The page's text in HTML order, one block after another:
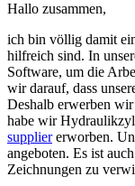
Hallo zusammen,
ich bin völlig damit
hilfreich sind. In
Software, um die
wir darauf, dass
Deshalb erwerben
habe wir
suppliererworben.
angeboten. Es ist
Zeichnungen zu